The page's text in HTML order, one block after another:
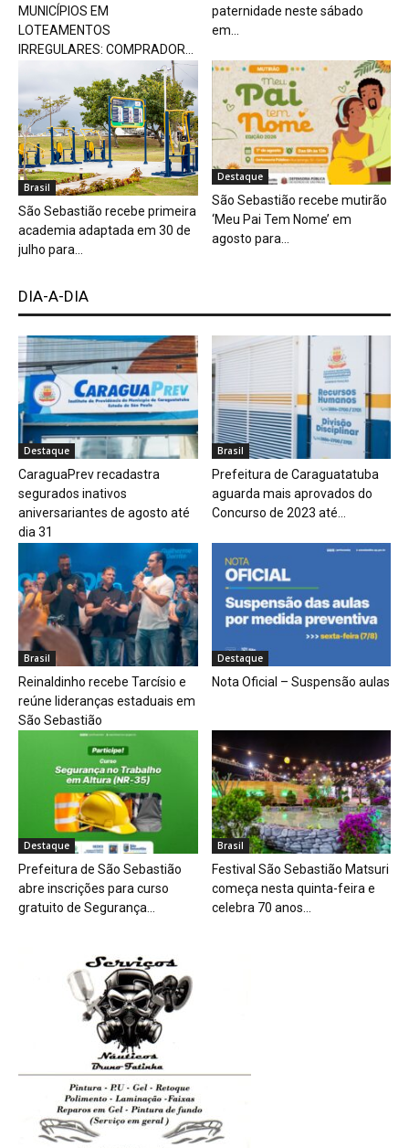
MUNICÍPIOS EM
LOTEAMENTOS
IRREGULARES: COMPRADOR...
paternidade neste sábado
em...
Brasil
São Sebastião recebe primeira
academia adaptada em 30 de
julho para...
Destaque
São Sebastião recebe mutirão
‘Meu Pai Tem Nome’ em
agosto para...
DIA-A-DIA
Destaque
CaraguaPrev recadastra
segurados inativos
aniversariantes de agosto até
dia 31
Brasil
Prefeitura de Caraguatatuba
aguarda mais aprovados do
Concurso de 2023 até...
Brasil
Reinaldinho recebe Tarcísio e
reúne lideranças estaduais em
São Sebastião
Destaque
Nota Oficial – Suspensão aulas
Destaque
Prefeitura de São Sebastião
abre inscrições para curso
gratuito de Segurança...
Brasil
Festival São Sebastião Matsuri
começa nesta quinta-feira e
celebra 70 anos...